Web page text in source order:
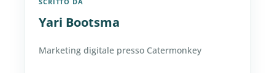
Yari Bootsma
Marketing digitale presso Catermonkey